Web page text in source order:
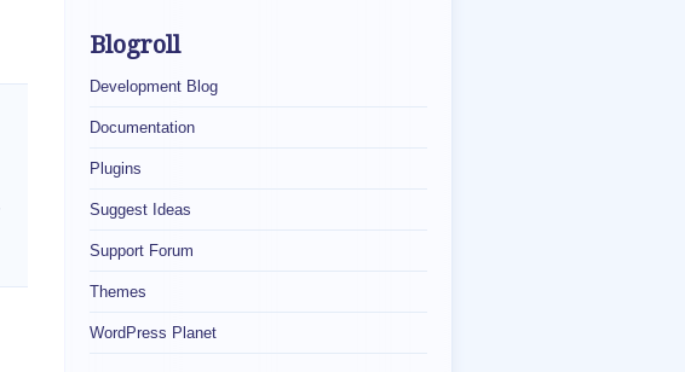
Blogroll
Development Blog
Documentation
Plugins
Suggest Ideas
Support Forum
Themes
WordPress Planet